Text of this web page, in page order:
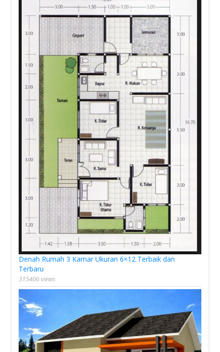
Denah Rumah 3 Kamar Ukuran 6×12 Terbaik dan
Terbaru
315406 views